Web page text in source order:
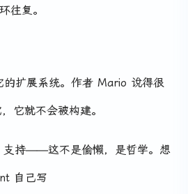
复。
的扩展系统。作者 Mario 说得很
它就不会被构建。
支持——这不是偷懒，是哲学。想
自己写